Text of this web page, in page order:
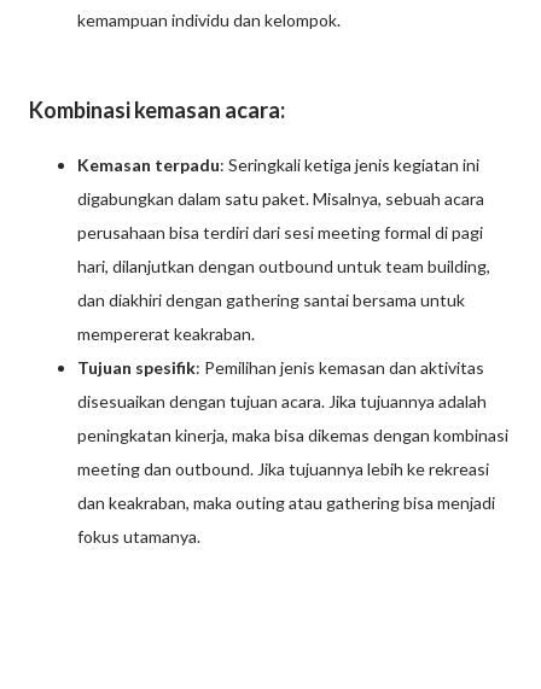
kemampuan individu dan kelompok.
Kombinasi kemasan acara:
Kemasan terpadu: Seringkali ketiga jenis kegiatan ini
digabungkan dalam satu paket. Misalnya, sebuah acara
perusahaan bisa terdiri dari sesi meeting formal di pagi
hari, dilanjutkan dengan outbound untuk team building,
dan diakhiri dengan gathering santai bersama untuk
mempererat keakraban.
Tujuan spesifik: Pemilihan jenis kemasan dan aktivitas
disesuaikan dengan tujuan acara. Jika tujuannya adalah
peningkatan kinerja, maka bisa dikemas dengan kombinasi
meeting dan outbound. Jika tujuannya lebih ke rekreasi
dan keakraban, maka outing atau gathering bisa menjadi
fokus utamanya.